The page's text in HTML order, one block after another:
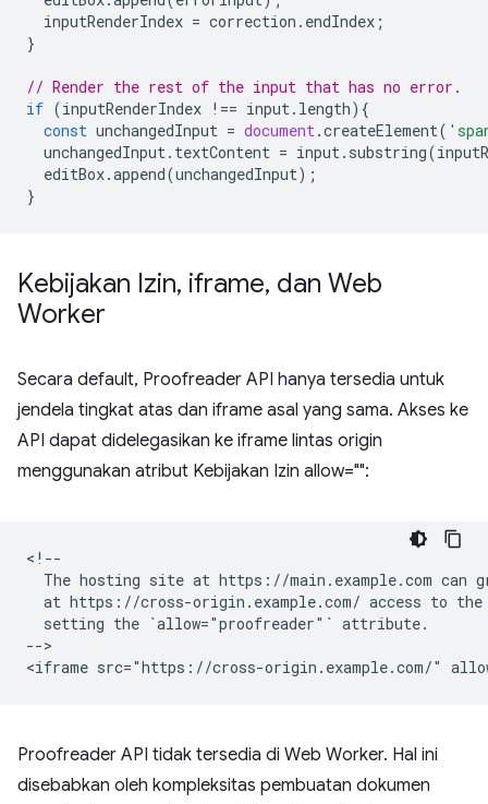
inputRenderIndex = correction . endIndex ;
}
// Render the rest of the input that has no error.
if (inputRenderIndex !== input. length){
const unchangedInput = document.createElement(
unchangedInput. textContent = input. substring(
editBox.append(unchangedInput);
}
Kebijakan Izin, iframe, dan Web
Worker
Secara default, Proofreader API hanya tersedia untuk
jendela tingkat atas dan iframe asal yang sama. Akses ke
API dapat didelegasikan ke iframe lintas origin
menggunakan atribut Kebijakan Izin allow="":
<!--
The hosting site at https://main.example.com can
at https://cross-origin.example.com/ access to
  setting the `allow="proofreader"` attribute.
-->
Proofreader API tidak tersedia di Web Worker. Hal ini
disebabkan oleh kompleksitas pembuatan dokumen